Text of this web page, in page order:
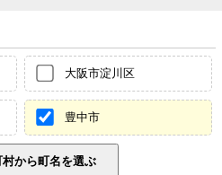
大阪市淀川区
豊中市